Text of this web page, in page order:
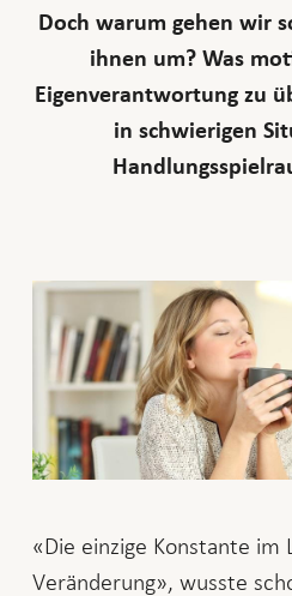
Doch warum gehen wir
ihnen um? Was
Eigenverantwortung zu
in schwierigen
«Die einzige Konstante im
Veränderung», wusste